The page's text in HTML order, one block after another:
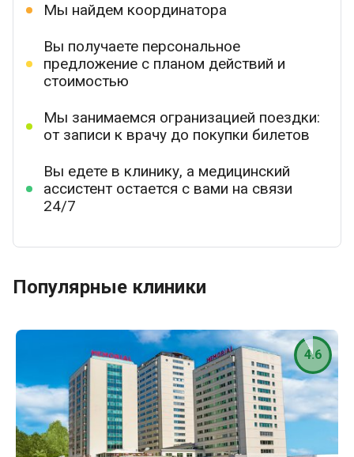
Мы найдем координатора
Вы получаете персональное
предложение с планом действий и
стоимостью
Мы занимаемся огранизацией поездки:
от записи к врачу до покупки билетов
Вы едете в клинику, а медицинский
ассистент остается с вами на связи
24/7
Популярные клиники
4.6